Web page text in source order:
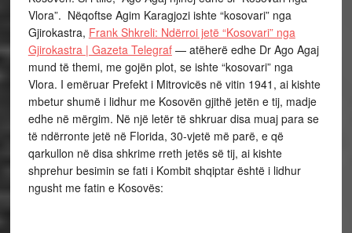
Vlora”. Nëqoftse Agim Karagjozi ishte “kosovari” nga
Gjirokastra, Frank Shkreli: Ndërroi jetë “Kosovari” nga
Gjirokastra | Gazeta Telegraf— atëherë edhe Dr Ago Agaj
mund të themi, me gojën plot, se ishte “kosovari” nga
Vlora. I emëruar Prefekt i Mitrovicës në vitin 1941, ai kishte
mbetur shumë i lidhur me Kosovën gjithë jetën e tij, madje
edhe në mërgim. Në një letër të shkruar disa muaj para se
të ndërronte jetë në Florida, 30-vjetë më parë, e që
qarkullon në disa shkrime rreth jetës së tij, ai kishte
shprehur besimin se fati i Kombit shqiptar është i lidhur
ngusht me fatin e Kosovës: